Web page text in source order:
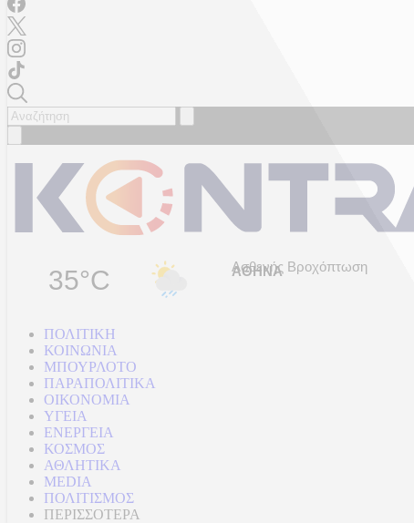
35°C Ασθενής Βροχόπτωση
ΠΟΛΙΤΙΚΗ
ΚΟΙΝΩΝΙΑ
ΜΠΟΥΡΛΟΤΟ
ΠΑΡΑΠΟΛΙΤΙΚΑ
ΟΙΚΟΝΟΜΙΑ
ΥΓΕΙΑ
ΕΝΕΡΓΕΙΑ
ΚΟΣΜΟΣ
ΑΘΛΗΤΙΚΑ
MEDIA
ΠΟΛΙΤΙΣΜΟΣ
ΠΕΡΙΣΣΟΤΕΡΑ